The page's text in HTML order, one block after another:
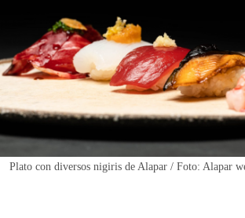
Plato con diversos nigiris de Alapar / Foto: Alapar